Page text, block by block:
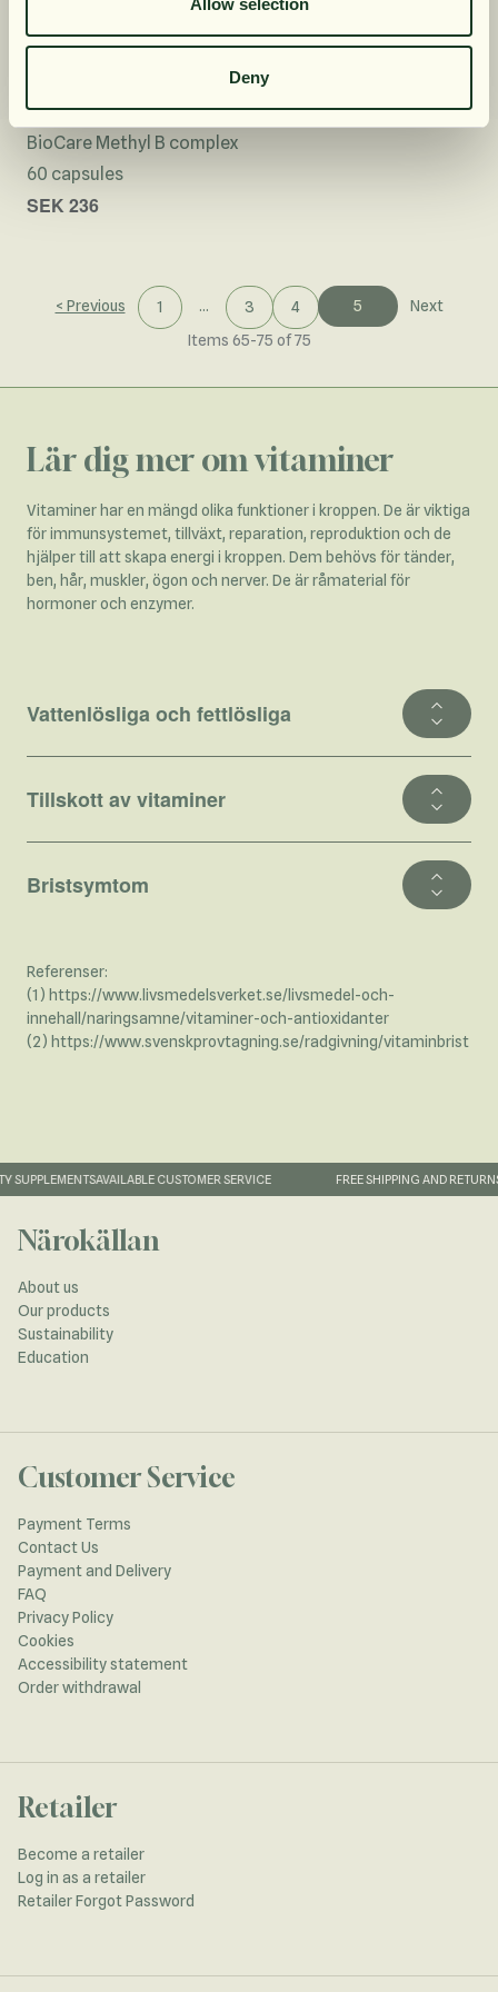
Allow selection
Deny
BioCare Methyl B complex
60 capsules
SEK 236
< Previous
Page
1 ...
Page
3
Page
4 You're currently
5
Next
Items 65-75 of75
Lär dig mer om vitaminer
Vitaminer har en mängd olika funktioner i kroppen. De är viktiga
för immunsystemet, tillväxt, reparation, reproduktion och de
hjälper till att skapa energi i kroppen. Dem behövs för tänder,
ben, hår, muskler, ögon och nerver. De är råmaterial för
hormoner och enzymer.
Vattenlösliga och fettlösliga
Tillskott av vitaminer
Bristsymtom
Referenser:
(1) https://www.livsmedelsverket.se/livsmedel-och-
innehall/naringsamne/vitaminer-och-antioxidanter
(2) https://www.svenskprovtagning.se/radgivning/vitaminbrist
AVAILABLE CUSTOMER SERVICE FREE SHIPPING AND RETURNS
Närokällan
About us
Our products
Sustainability
Education
Customer Service
Payment Terms
Contact Us
Payment and Delivery
FAQ
Privacy Policy
Cookies
Accessibility statement
Order withdrawal
Retailer
Become a retailer
Log in as a retailer
Retailer Forgot Password